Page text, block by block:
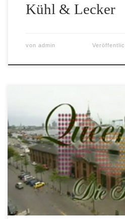
Kühl & Lecker
von admin